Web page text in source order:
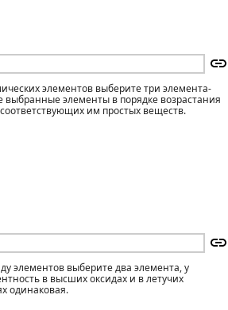
элементов выберите три элемента-
выбранные элементы в порядке возрастания
им простых веществ.
элементов выберите два элемента, у
в высших оксидах и в летучих
одинаковая.